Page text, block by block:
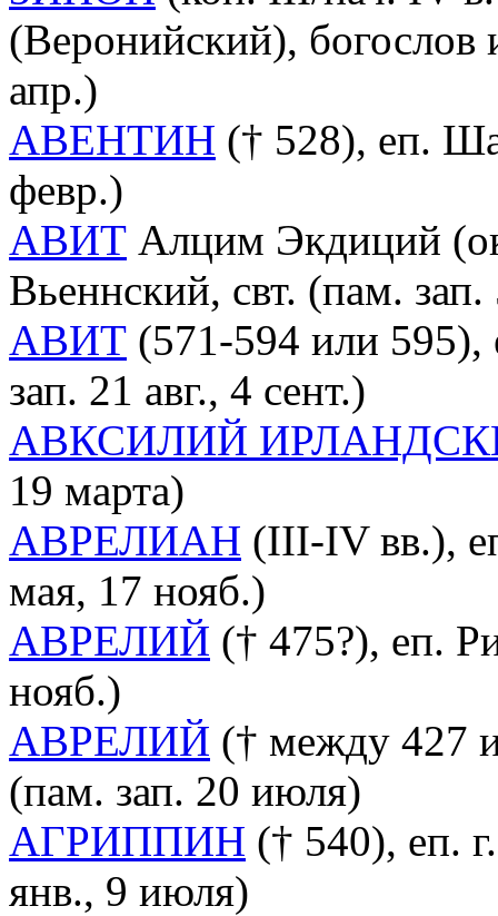
(Веронийский), богослов
апр.)
АВЕНТИН († 528), еп.
февр.)
АВИТ Алцим Экдиций
Вьеннский, свт. (пам.
АВИТ (571-594 или 595),
зап. 21 авг., 4 сент.)
АВКСИЛИЙ
19 марта)
АВРЕЛИАН (III-IV вв.),
мая, 17 нояб.)
АВРЕЛИЙ († 475?), еп.
нояб.)
АВРЕЛИЙ († между 427
(пам. зап. 20 июля)
АГРИППИН († 540), еп.
янв., 9 июля)